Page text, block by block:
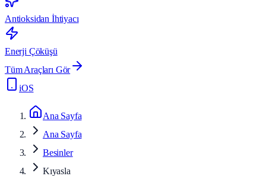
Antioksidan İhtiyacı
Enerji Çöküşü
Tüm Araçları Gör
iOS
Ana Sayfa
Ana Sayfa
Besinler
Kıyasla